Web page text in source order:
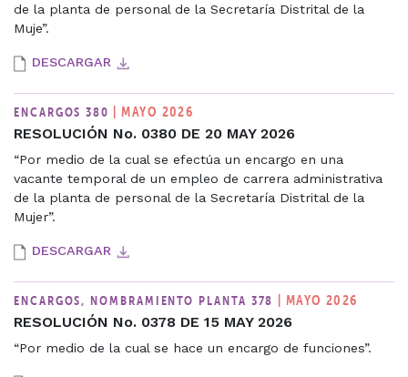
de la planta de personal de la Secretaría Distrital de la
Muje”.
DESCARGAR
ENCARGOS 380 | MAYO 2026
RESOLUCIÓN No. 0380 DE 20 MAY 2026
“Por medio de la cual se efectúa un encargo en una
vacante temporal de un empleo de carrera administrativa
de la planta de personal de la Secretaría Distrital de la
Mujer”.
DESCARGAR
ENCARGOS, NOMBRAMIENTO PLANTA 378 | MAYO 2026
RESOLUCIÓN No. 0378 DE 15 MAY 2026
“Por medio de la cual se hace un encargo de funciones”.